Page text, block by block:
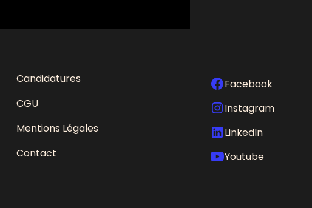
Candidatures
CGU
Mentions Légales
Contact
Facebook
Instagram
LinkedIn
Youtube